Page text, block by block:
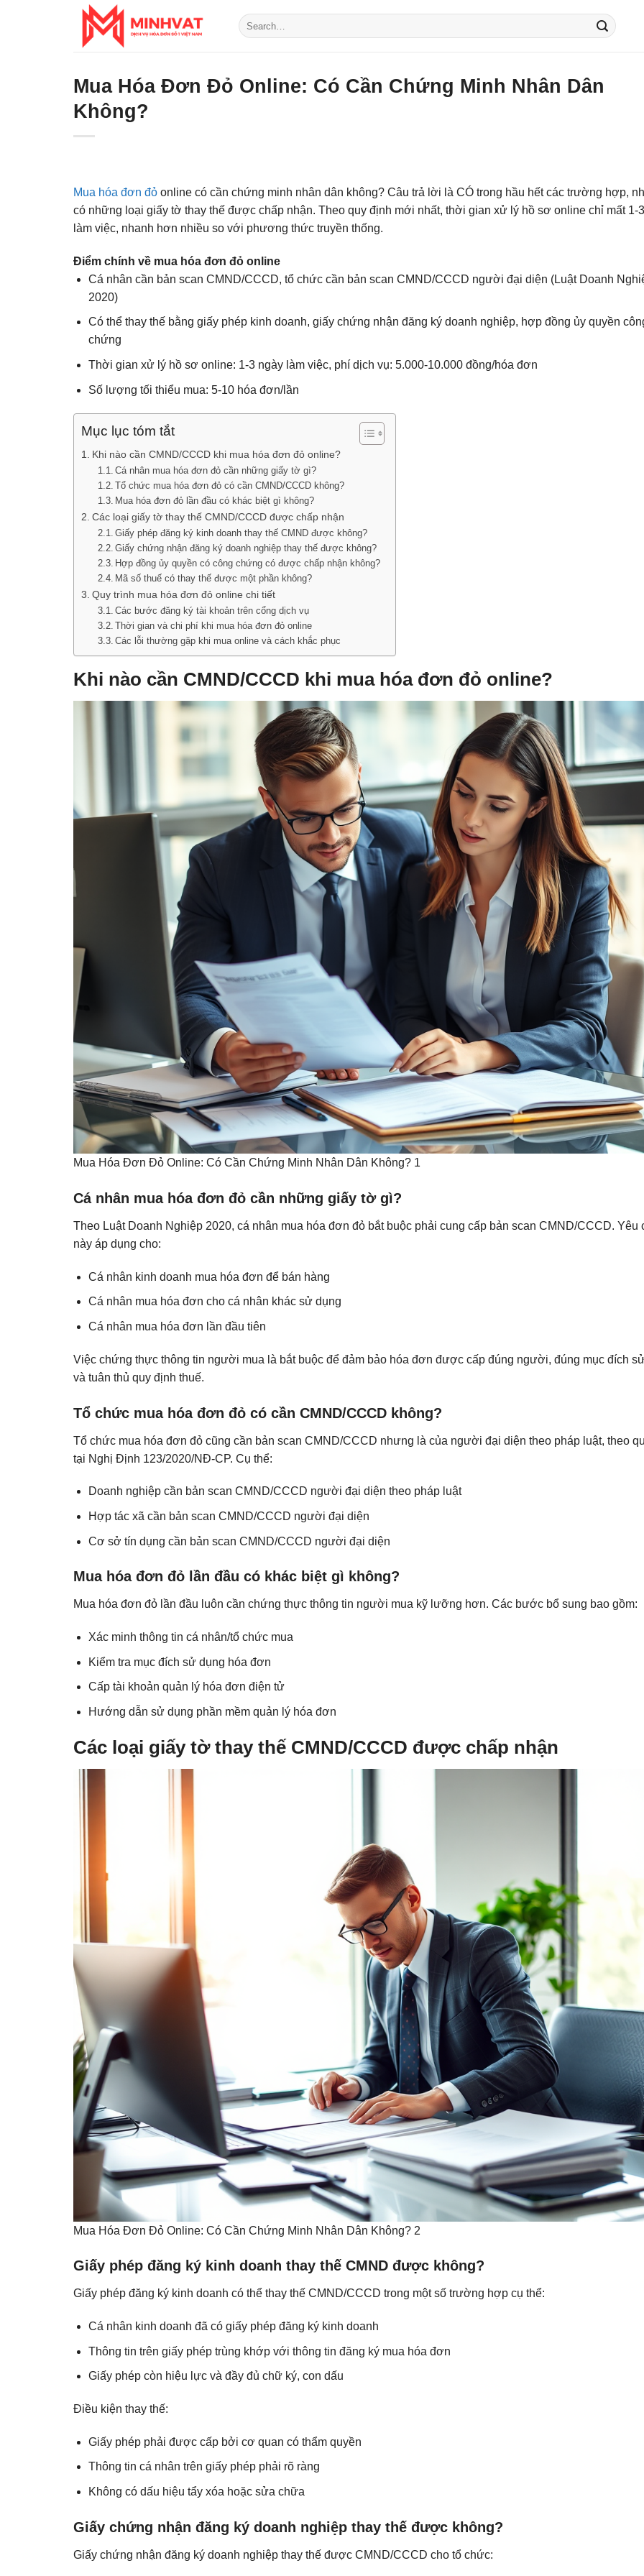
Mua Hóa Đơn Đỏ Online: Có Cần Chứng Minh Nhân Dân
Không?
Mua hóa đơn đỏ online có cần chứng minh nhân dân không? Câu trả lời là CÓ trong hầu hết các trường hợp,
có những loại giấy tờ thay thế được chấp nhận. Theo quy định mới nhất, thời gian xử lý hồ sơ online chỉ mất 1-
làm việc, nhanh hơn nhiều so với phương thức truyền thống.
Điểm chính về mua hóa đơn đỏ online
Cá nhân cần bản scan CMND/CCCD, tổ chức cần bản scan CMND/CCCD người đại diện (Luật Doanh
2020)
Có thể thay thế bằng giấy phép kinh doanh, giấy chứng nhận đăng ký doanh nghiệp, hợp đồng ủy quyền
chứng
Thời gian xử lý hồ sơ online: 1-3 ngày làm việc, phí dịch vụ: 5.000-10.000 đồng/hóa đơn
Số lượng tối thiểu mua: 5-10 hóa đơn/lần
Mục lục tóm tắt
Khi nào cần CMND/CCCD khi mua hóa đơn đỏ online?
Cá nhân mua hóa đơn đỏ cần những giấy tờ gì?
Tổ chức mua hóa đơn đỏ có cần CMND/CCCD không?
Mua hóa đơn đỏ lần đầu có khác biệt gì không?
Các loại giấy tờ thay thế CMND/CCCD được chấp nhận
Giấy phép đăng ký kinh doanh thay thế CMND được không?
Giấy chứng nhận đăng ký doanh nghiệp thay thế được không?
Hợp đồng ủy quyền có công chứng có được chấp nhận không?
Mã số thuế có thay thế được một phần không?
Quy trình mua hóa đơn đỏ online chi tiết
Các bước đăng ký tài khoản trên cổng dịch vụ
Thời gian và chi phí khi mua hóa đơn đỏ online
Các lỗi thường gặp khi mua online và cách khắc phục
Khi nào cần CMND/CCCD khi mua hóa đơn đỏ online?
Mua Hóa Đơn Đỏ Online: Có Cần Chứng Minh Nhân Dân Không? 1
Cá nhân mua hóa đơn đỏ cần những giấy tờ gì?
Theo Luật Doanh Nghiệp 2020, cá nhân mua hóa đơn đỏ bắt buộc phải cung cấp bản scan CMND/CCCD. Yêu
này áp dụng cho:
Cá nhân kinh doanh mua hóa đơn để bán hàng
Cá nhân mua hóa đơn cho cá nhân khác sử dụng
Cá nhân mua hóa đơn lần đầu tiên
Việc chứng thực thông tin người mua là bắt buộc để đảm bảo hóa đơn được cấp đúng người, đúng mục đích
và tuân thủ quy định thuế.
Tổ chức mua hóa đơn đỏ có cần CMND/CCCD không?
Tổ chức mua hóa đơn đỏ cũng cần bản scan CMND/CCCD nhưng là của người đại diện theo pháp luật, theo
tại Nghị Định 123/2020/NĐ-CP. Cụ thể:
Doanh nghiệp cần bản scan CMND/CCCD người đại diện theo pháp luật
Hợp tác xã cần bản scan CMND/CCCD người đại diện
Cơ sở tín dụng cần bản scan CMND/CCCD người đại diện
Mua hóa đơn đỏ lần đầu có khác biệt gì không?
Mua hóa đơn đỏ lần đầu luôn cần chứng thực thông tin người mua kỹ lưỡng hơn. Các bước bổ sung bao gồm:
Xác minh thông tin cá nhân/tổ chức mua
Kiểm tra mục đích sử dụng hóa đơn
Cấp tài khoản quản lý hóa đơn điện tử
Hướng dẫn sử dụng phần mềm quản lý hóa đơn
Các loại giấy tờ thay thế CMND/CCCD được chấp nhận
Mua Hóa Đơn Đỏ Online: Có Cần Chứng Minh Nhân Dân Không? 2
Giấy phép đăng ký kinh doanh thay thế CMND được không?
Giấy phép đăng ký kinh doanh có thể thay thế CMND/CCCD trong một số trường hợp cụ thể:
Cá nhân kinh doanh đã có giấy phép đăng ký kinh doanh
Thông tin trên giấy phép trùng khớp với thông tin đăng ký mua hóa đơn
Giấy phép còn hiệu lực và đầy đủ chữ ký, con dấu
Điều kiện thay thế:
Giấy phép phải được cấp bởi cơ quan có thẩm quyền
Thông tin cá nhân trên giấy phép phải rõ ràng
Không có dấu hiệu tẩy xóa hoặc sửa chữa
Giấy chứng nhận đăng ký doanh nghiệp thay thế được không?
Giấy chứng nhận đăng ký doanh nghiệp thay thế được CMND/CCCD cho tổ chức: